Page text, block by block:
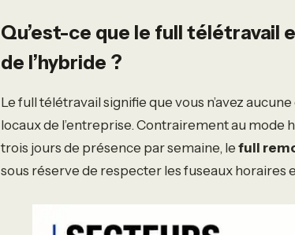
Qu’est-ce que le full
de l’hybride ?
Le full télétravail signifie que vous n’avez
locaux de l’entreprise. Contrairement au
trois jours de présence par semaine, le full
sous réserve de respecter les fuseaux horaires